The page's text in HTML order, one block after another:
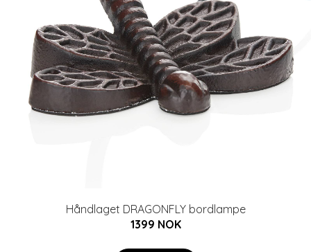
Håndlaget DRAGONFLY bordlampe
1399 NOK